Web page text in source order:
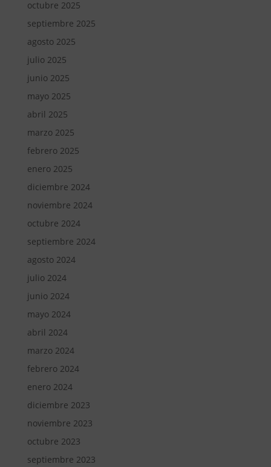
octubre 2025
septiembre 2025
agosto 2025
julio 2025
junio 2025
mayo 2025
abril 2025
marzo 2025
febrero 2025
enero 2025
diciembre 2024
noviembre 2024
octubre 2024
septiembre 2024
agosto 2024
julio 2024
junio 2024
mayo 2024
abril 2024
marzo 2024
febrero 2024
enero 2024
diciembre 2023
noviembre 2023
octubre 2023
septiembre 2023